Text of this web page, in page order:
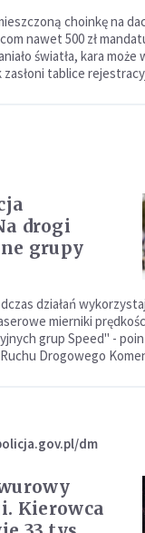
choinkę na
nawet 500 zł
światła, kara może
tablice
drogi
grupy
działań
mierniki
grup Speed" -
Drogowego
dm
Kierowca